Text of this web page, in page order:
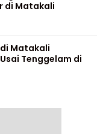
di Matakali
Matakali
Tenggelam di